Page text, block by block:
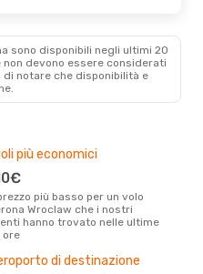
sono disponibili negli ultimi 20
devono essere considerati
di notare che disponibilità e
più economici
Wroclaw che i nostri
hanno trovato nelle ultime
ore
di destinazione